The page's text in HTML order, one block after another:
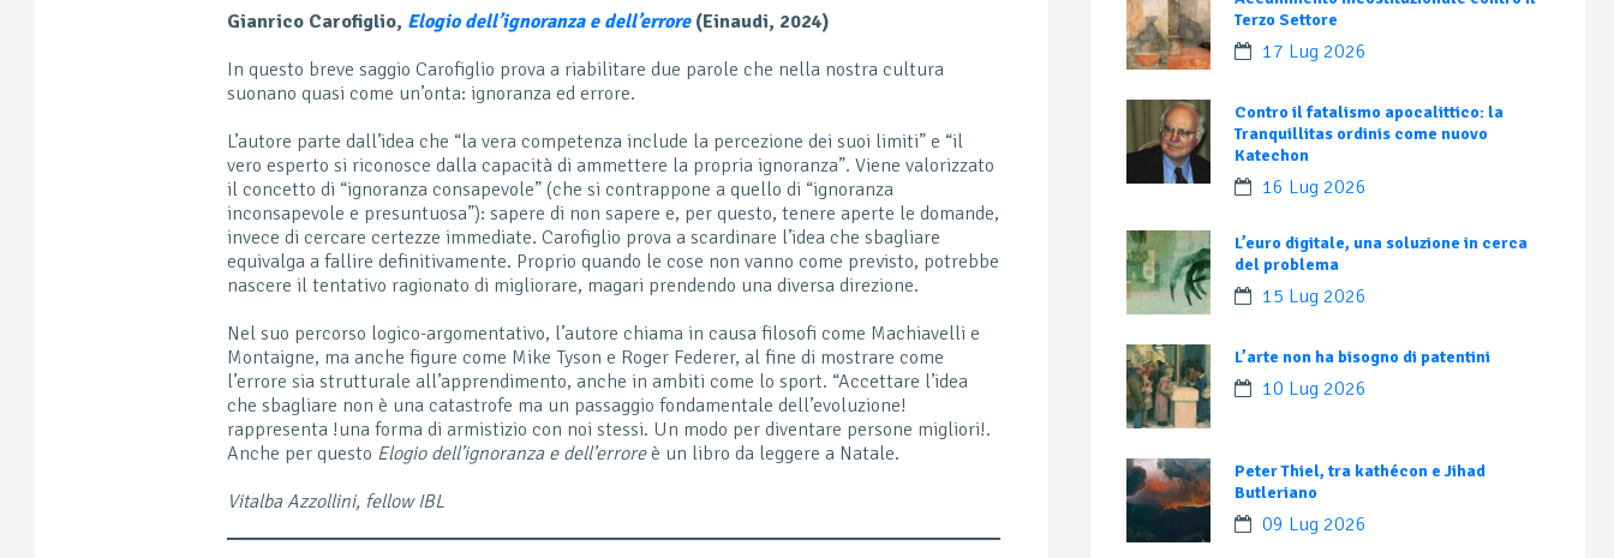
Gianrico Carofiglio, Elogio dell’ignoranza e dell’errore(Einaudi, 2024)
In questo breve saggio Carofiglio prova a riabilitare due parole che nella nostra cultura
suonano quasi come un’onta: ignoranza ed errore.
L’autore parte dall’idea che “la vera competenza include la percezione dei suoi limiti” e “il
vero esperto si riconosce dalla capacità di ammettere la propria ignoranza”. Viene valorizzato
il concetto di “ignoranza consapevole” (che si contrappone a quello di “ignoranza
inconsapevole e presuntuosa”): sapere di non sapere e, per questo, tenere aperte le domande,
invece di cercare certezze immediate. Carofiglio prova a scardinare l’idea che sbagliare
equivalga a fallire definitivamente. Proprio quando le cose non vanno come previsto, potrebbe
nascere il tentativo ragionato di migliorare, magari prendendo una diversa direzione.
Nel suo percorso logico-argomentativo, l’autore chiama in causa filosofi come Machiavelli e
Montaigne, ma anche figure come Mike Tyson e Roger Federer, al fine di mostrare come
l’errore sia strutturale all’apprendimento, anche in ambiti come lo sport. “Accettare l’idea
che sbagliare non è una catastrofe ma un passaggio fondamentale dell’evoluzione!
rappresenta !una forma di armistizio con noi stessi. Un modo per diventare persone migliori!.
Anche per questo Elogio dell’ignoranza e dell’erroreè un libro da leggere a Natale.
Vitalba Azzollini, fellow IBL
Terzo Settore
17 Lug 2026
Contro il fatalismo apocalittico: la
Tranquillitas ordinis come nuovo
Katechon
16 Lug 2026
L’euro digitale, una soluzione in cerca
del problema
15 Lug 2026
L’arte non ha bisogno di patentini
10 Lug 2026
Peter Thiel, tra kathécon e Jihad
Butleriano
09 Lug 2026